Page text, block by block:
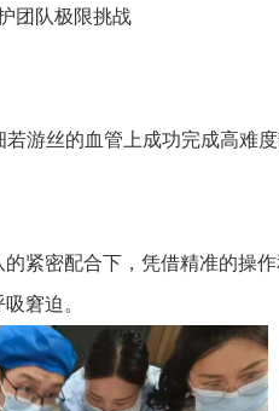
团队极限挑战
游丝的血管上成功完成高难
紧密配合下，凭借精准的操
窘迫。